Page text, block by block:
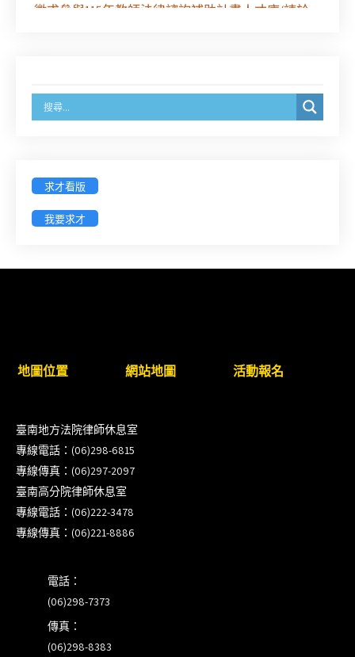
徵求參與115年教師法律諮詢補助計畫人才庫(請於
之分公司及商業應參加「勞動權益講習」
戳為憑)】
徵詢有意願擔任臺南市115年度國民中小學法治教育
衛」課程(8/12前向本會報名,實體)
8/22~23「平反再導航:2026台灣冤平反協會年度論
壇｣
【重要公告】115年職場霸凌調查專業人才(律師)培
訓課程（雲嘉南場）錄取通知已發送
前報名，實體+線上併行)
求才看版
我要求才
地圖位置 網站地圖 活動報名
臺南地方法院律師休息室
專線電話：(06)298-6815
專線傳真：(06)297-2097
臺南高分院律師休息室
專線電話：(06)222-3478
專線傳真：(06)221-8886
電話：
(06)298-7373
傳真：
(06)298-8383